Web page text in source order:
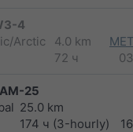
4
Arctic
4.0 km
72 ч
25
25.0 km
174 ч (3-hourly)